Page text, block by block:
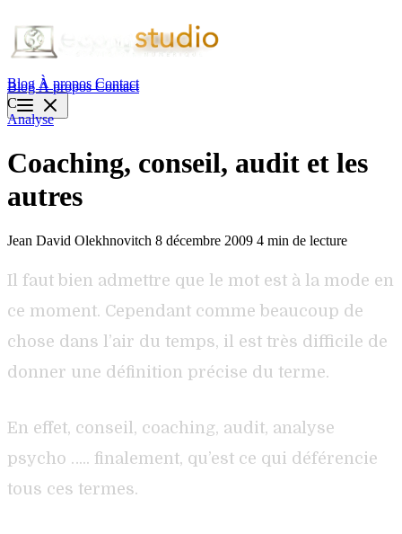
Blog À propos Contact
BlogÀ proposContact
C
Analyse
Coaching, conseil, audit et les
autres
Jean David Olekhnovitch 8 décembre 2009 4 min de lecture
Il faut bien admettre que le mot est à la mode en
ce moment. Cependant comme beaucoup de
chose dans l’air du temps, il est très difficile de
donner une définition précise du terme.
En effet, conseil, coaching, audit, analyse
psycho ….. finalement, qu’est ce qui déférencie
tous ces termes.